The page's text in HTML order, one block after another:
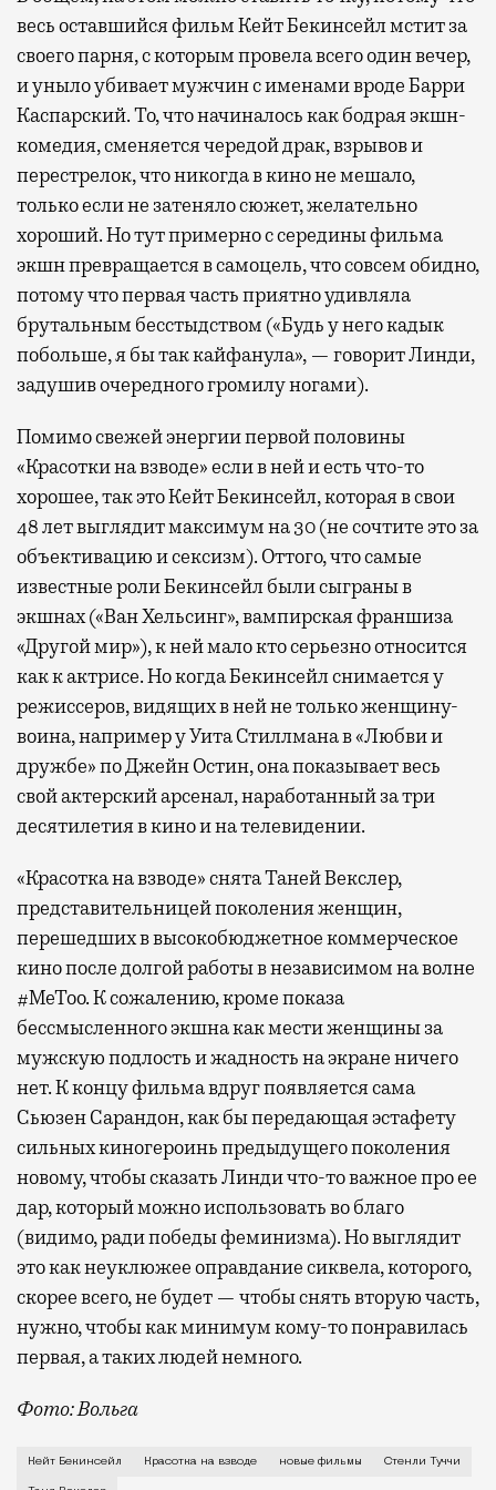
весь оставшийся фильм Кейт Бекинсейл мстит за
своего парня, с которым провела всего один вечер,
и уныло убивает мужчин с именами вроде Барри
Каспарский. То, что начиналось как бодрая экшн-
комедия, сменяется чередой драк, взрывов и
перестрелок, что никогда в кино не мешало,
только если не затеняло сюжет, желательно
хороший. Но тут примерно с середины фильма
экшн превращается в самоцель, что совсем обидно,
потому что первая часть приятно удивляла
брутальным бесстыдством («Будь у него кадык
побольше, я бы так кайфанула», — говорит Линди,
задушив очередного громилу ногами).
Помимо свежей энергии первой половины
«Красотки на взводе» если в ней и есть что-то
хорошее, так это Кейт Бекинсейл, которая в свои
48 лет выглядит максимум на 30 (не сочтите это за
объективацию и сексизм). Оттого, что самые
известные роли Бекинсейл были сыграны в
экшнах («Ван Хельсинг», вампирская франшиза
«Другой мир»), к ней мало кто серьезно относится
как к актрисе. Но когда Бекинсейл снимается у
режиссеров, видящих в ней не только женщину-
воина, например у Уита Стиллмана в «Любви и
дружбе» по Джейн Остин, она показывает весь
свой актерский арсенал, наработанный за три
десятилетия в кино и на телевидении.
«Красотка на взводе» снята Таней Векслер,
представительницей поколения женщин,
перешедших в высокобюджетное коммерческое
кино после долгой работы в независимом на волне
#MeToo. К сожалению, кроме показа
бессмысленного экшна как мести женщины за
мужскую подлость и жадность на экране ничего
нет. К концу фильма вдруг появляется сама
Сьюзен Сарандон, как бы передающая эстафету
сильных киногероинь предыдущего поколения
новому, чтобы сказать Линди что-то важное про ее
дар, который можно использовать во благо
(видимо, ради победы феминизма). Но выглядит
это как неуклюжее оправдание сиквела, которого,
скорее всего, не будет — чтобы снять вторую часть,
нужно, чтобы как минимум кому-то понравилась
первая, а таких людей немного.
Фото: Вольга
Если вас многое бесит в современном мире,
Кейт Бекинсейл Красотка на взводе новые фильмы Стенли Туччи